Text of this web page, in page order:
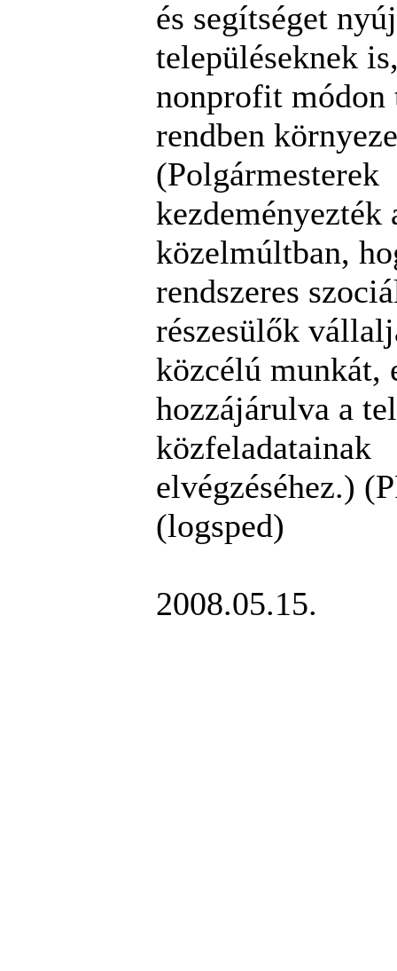
és segítséget
településeknek
nonprofit módon
rendben
(Polgármesterek
kezdeményezték
közelmúltban,
rendszeres
részesülők
közcélú munkát,
hozzájárulva a
közfeladatainak
elvégzéséhez.)
(logsped)
2008.05.15.